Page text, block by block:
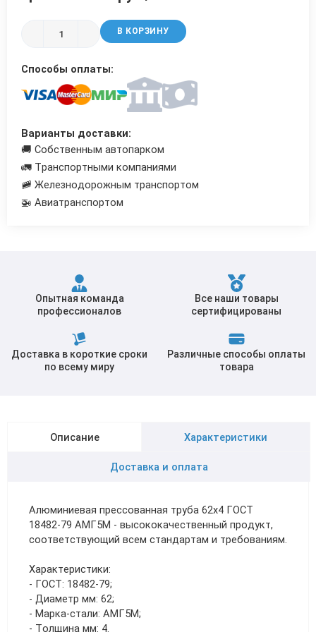
В КОРЗИНУ
Способы оплаты:
Варианты доставки:
🚚 Собственным автопарком
🚛 Транспортными компаниями
🚞 Железнодорожным транспортом
🚁 Авиатранспортом
Опытная команда
профессионалов
Все наши товары
сертифицированы
Доставка в короткие сроки
по всему миру
Различные способы оплаты
товара
Описание Характеристики
Доставка и оплата
Алюминиевая прессованная труба 62х4 ГОСТ
18482-79 АМГ5М - высококачественный продукт,
соответствующий всем стандартам и требованиям.
Характеристики:
- ГОСТ: 18482-79;
- Диаметр мм: 62;
- Марка-стали: АМГ5М;
- Толщина мм: 4.
Трубы в ВУС изоляции